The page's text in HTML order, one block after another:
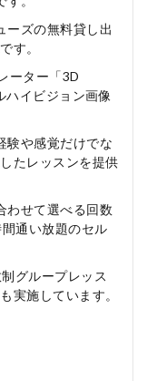
ーズの無料貸し出
す。
ーター「3D
ハイビジョン画像
験や感覚だけでな
たレッスンを提供
わせて選べる回数
通い放題のセル
グループレッス
実施しています。